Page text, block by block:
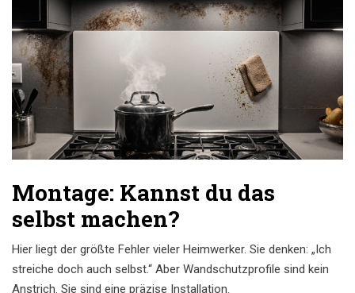
Montage: Kannst du das
selbst machen?
Hier liegt der größte Fehler vieler Heimwerker. Sie denken: „Ich
streiche doch auch selbst.“ Aber Wandschutzprofile sind kein
Anstrich. Sie sind eine präzise Installation.